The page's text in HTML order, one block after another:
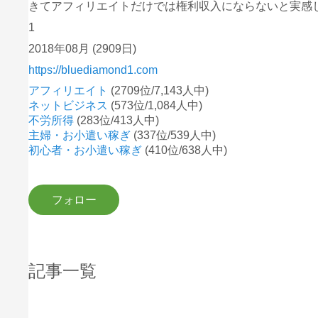
きてアフィリエイトだけでは権利収入にならないと実感
1
2018年08月 (2909日)
https://bluediamond1.com
アフィリエイト (2709位/7,143人中)
ネットビジネス (573位/1,084人中)
不労所得 (283位/413人中)
主婦・お小遣い稼ぎ (337位/539人中)
初心者・お小遣い稼ぎ (410位/638人中)
記事一覧